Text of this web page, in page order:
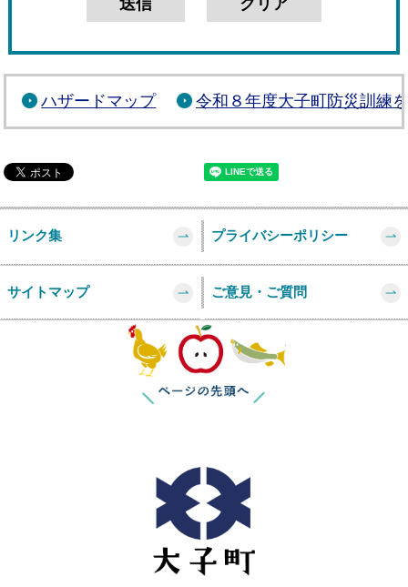
ハザードマップ 令和８年度大子町防災訓練
リンク集 プライバシーポリシー
サイトマップ ご意見・ご質問